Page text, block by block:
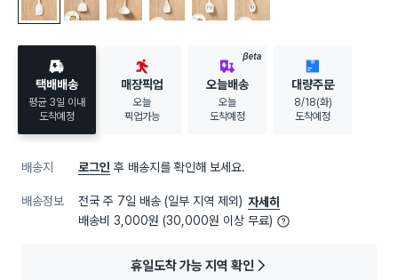
주걱
택배배송
평균 3일 이내
도착예정
매장픽업
오늘
픽업가능
BETA
오늘배송
오늘
도착예정
대량주문
8/18(화)
도착예정
배송지 로그인 후 배송지를 확인해 보세요.
배송정보 전국 주 7일 배송 (일부 지역 제외) 자세히
배송비 3,000원 (30,000원 이상 무료)
휴일도착 가능 지역 확인